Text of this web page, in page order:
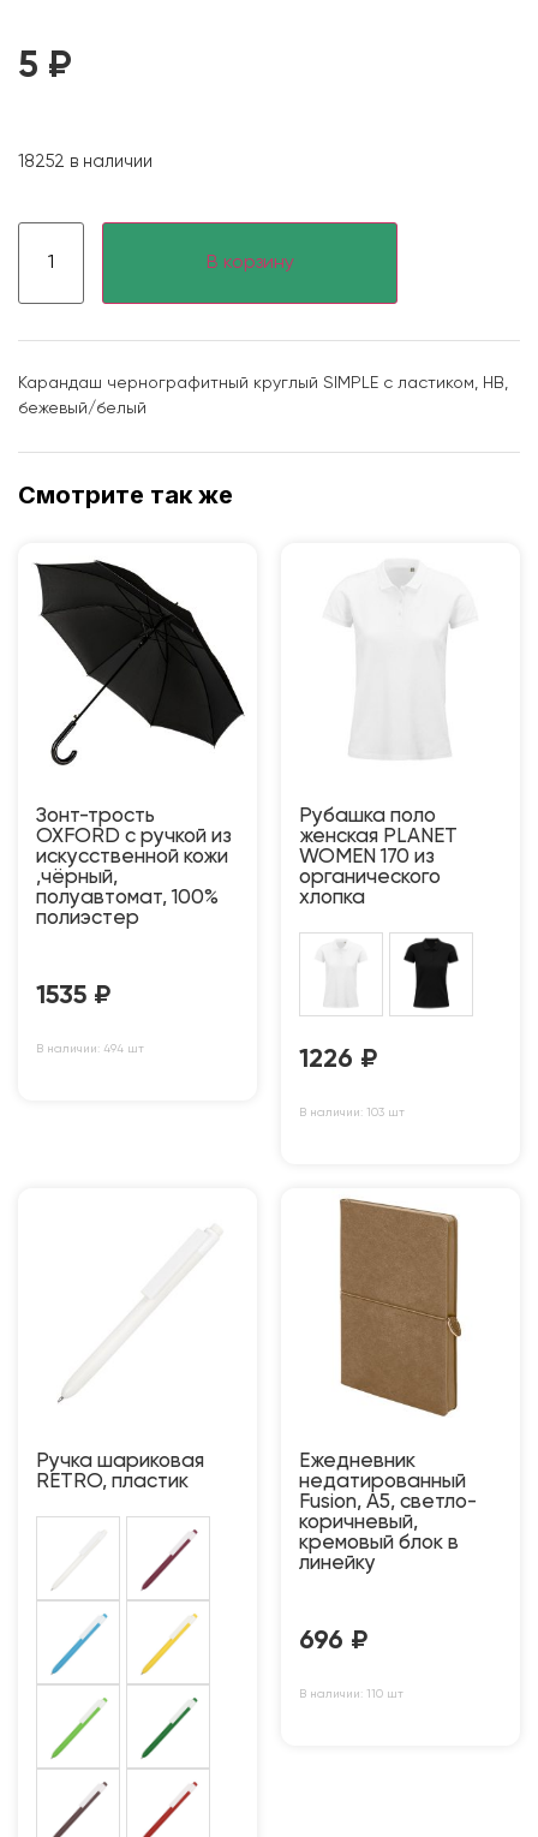
5 ₽
18252 в наличии
В корзину
Карандаш чернографитный круглый SIMPLE с ластиком, HB,
бежевый/белый
Смотрите так же
Зонт-трость
OXFORD с ручкой из
искусственной кожи
,чёрный,
полуавтомат, 100%
полиэстер
1535 ₽
В наличии: 494 шт
Рубашка поло
женская PLANET
WOMEN 170 из
органического
хлопка
1226 ₽
В наличии: 103 шт
Ручка шариковая
RETRO, пластик
Ежедневник
недатированный
Fusion, А5, светло-
коричневый,
кремовый блок в
линейку
696 ₽
В наличии: 110 шт